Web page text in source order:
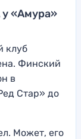
«Амура»
клуб
Финский
в
Стар» до
Может, его